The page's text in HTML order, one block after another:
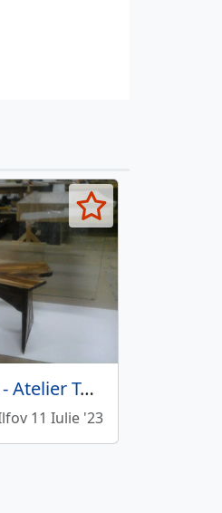
Sorin Sofianu - Atelier Tamplarie
11 Iulie '23